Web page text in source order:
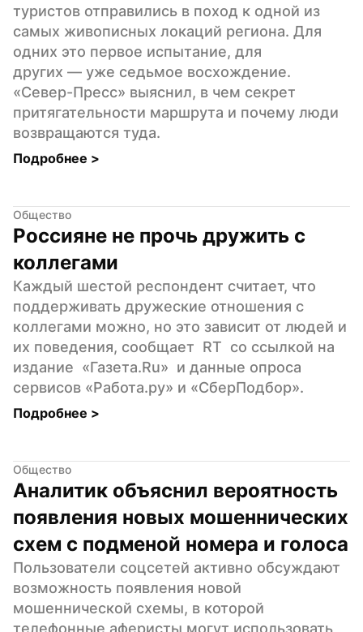
туристов отправились в поход к одной из
самых живописных локаций региона. Для
одних это первое испытание, для
других — уже седьмое восхождение.
«Север-Пресс» выяснил, в чем секрет
притягательности маршрута и почему люди
возвращаются туда.
Подробнее >
Общество
Россияне не прочь дружить с
коллегами
Каждый шестой респондент считает, что
поддерживать дружеские отношения с
коллегами можно, но это зависит от людей и
их поведения, сообщает  RT  со ссылкой на
издание  «Газета.Ru»  и данные опроса
сервисов «Работа.ру» и «СберПодбор».
Подробнее >
Общество
Аналитик объяснил вероятность
появления новых мошеннических
схем с подменой номера и голоса
Пользователи соцсетей активно обсуждают
возможность появления новой
мошеннической схемы, в которой
телефонные аферисты могут использовать